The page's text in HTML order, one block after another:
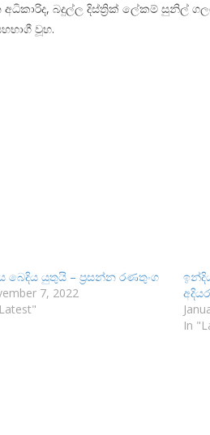
බදුල්ල දිස්ත්‍රික් ලේකම් සුනිල්
වූහ.
බෙදිය යුතුයි – ප්‍රසන්න රණතුංග
7, 2022
අදියර
In